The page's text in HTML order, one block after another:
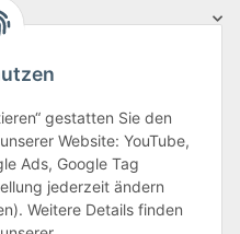
Uhr
gestatten Sie den
Website: YouTube,
Ads, Google Tag
jederzeit ändern
Weitere Details finden